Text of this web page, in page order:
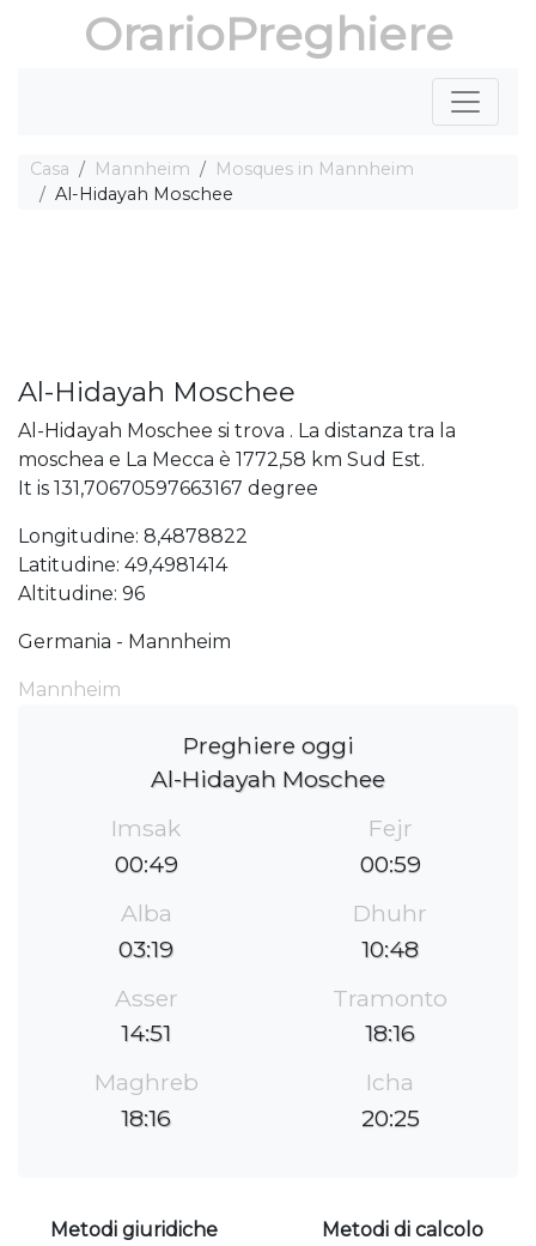
OrarioPreghiere
Casa Mannheim
Mosques in Mannheim
Al-Hidayah Moschee
Al-Hidayah Moschee
Al-Hidayah Moschee si trova . La distanza tra la
moschea e La Mecca è 1772,58 km Sud Est.
It is 131,70670597663167 degree
Longitudine: 8,4878822
Latitudine: 49,4981414
Altitudine: 96
Germania - Mannheim
Mannheim
Preghiere oggi
Al-Hidayah Moschee
Imsak
00:49
Fejr
00:59
Alba
03:19
Dhuhr
10:48
Asser
14:51
Tramonto
18:16
Maghreb
18:16
Icha
20:25
Metodi giuridiche
Metodi di calcolo